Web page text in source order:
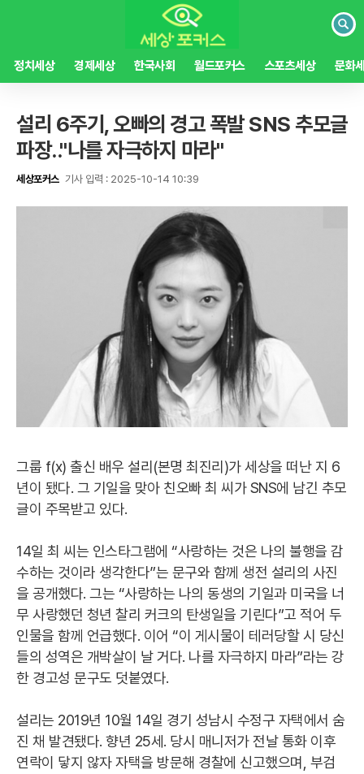
검
정치세상 경제세상 한국사회 월드포커스 스포츠세상 문화
설리 6주기, 오빠의 경고 폭발 SNS 추모글
파장.."나를 자극하지 마라"
세상포커스 기사 입력 : 2025-10-14 10:39
그룹 f(x) 출신 배우 설리(본명 최진리)가 세상을 떠난 지 6
년이 됐다. 그 기일을 맞아 친오빠 최 씨가 SNS에 남긴 추모
글이 주목받고 있다.
14일 최 씨는 인스타그램에 “사랑하는 것은 나의 불행을 감
수하는 것이라 생각한다”는 문구와 함께 생전 설리의 사진
을 공개했다. 그는 “사랑하는 나의 동생의 기일과 미국을 너
무 사랑했던 청년 찰리 커크의 탄생일을 기린다”고 적어 두
인물을 함께 언급했다. 이어 “이 게시물이 테러당할 시 당신
들의 성역은 개박살이 날 거다. 나를 자극하지 마라”라는 강
한 경고성 문구도 덧붙였다.
설리는 2019년 10월 14일 경기 성남시 수정구 자택에서 숨
진 채 발견됐다. 향년 25세. 당시 매니저가 전날 통화 이후
연락이 닿지 않자 자택을 방문해 경찰에 신고했으며, 부검